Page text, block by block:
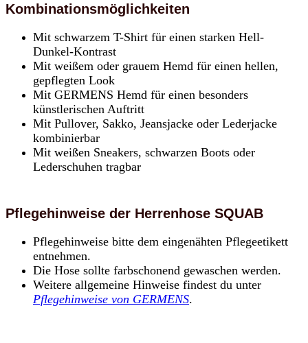
Kombinationsmöglichkeiten
Mit schwarzem T-Shirt für einen starken Hell-
Dunkel-Kontrast
Mit weißem oder grauem Hemd für einen hellen,
gepflegten Look
Mit GERMENS Hemd für einen besonders
künstlerischen Auftritt
Mit Pullover, Sakko, Jeansjacke oder Lederjacke
kombinierbar
Mit weißen Sneakers, schwarzen Boots oder
Lederschuhen tragbar
Pflegehinweise der Herrenhose SQUAB
Pflegehinweise bitte dem eingenähten Pflegeetikett
entnehmen.
Die Hose sollte farbschonend gewaschen werden.
Weitere allgemeine Hinweise findest du unter
Pflegehinweise von GERMENS.